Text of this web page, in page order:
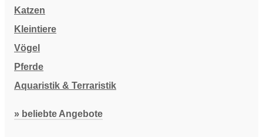
Katzen
Kleintiere
Vögel
Pferde
Aquaristik & Terraristik
» beliebte Angebote